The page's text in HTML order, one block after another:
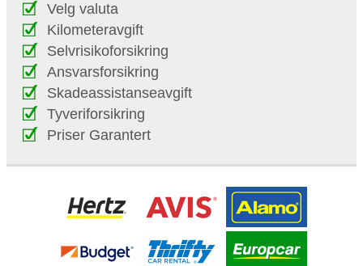
Velg valuta
Kilometeravgift
Selvrisikoforsikring
Ansvarsforsikring
Skadeassistanseavgift
Tyveriforsikring
Priser Garantert